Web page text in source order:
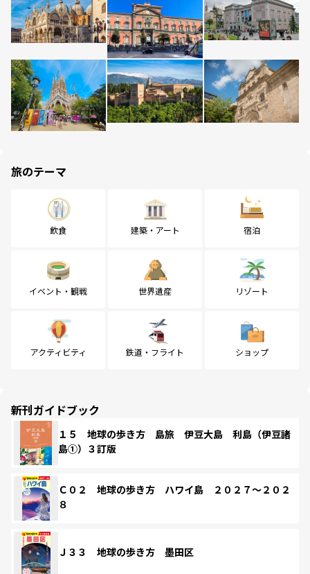
旅のテーマ
飲食 建築・アート 宿泊
イベント・観戦 世界遺産 リゾート
アクティビティ 鉄道・フライト ショップ
新刊ガイドブック
１５ 地球の歩き方 島旅 伊豆大島 利島（伊豆諸
島①）３訂版
Ｃ０２ 地球の歩き方 ハワイ島 ２０２７～２０２
８
Ｊ３３ 地球の歩き方 墨田区